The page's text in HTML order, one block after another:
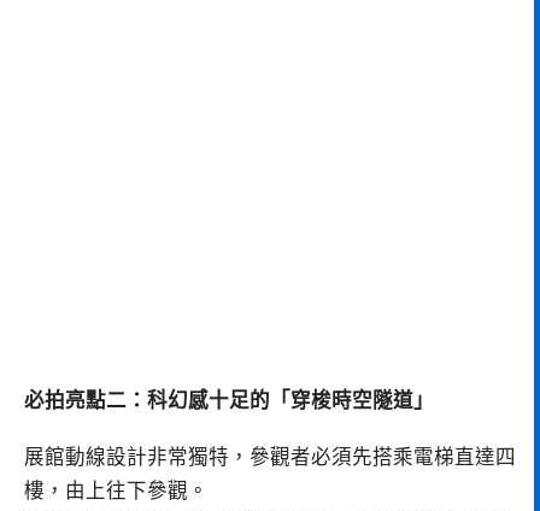
必拍亮點二：科幻感十足的「穿梭時空隧道」
展館動線設計非常獨特，參觀者必須先搭乘電梯直達四
樓，由上往下參觀。